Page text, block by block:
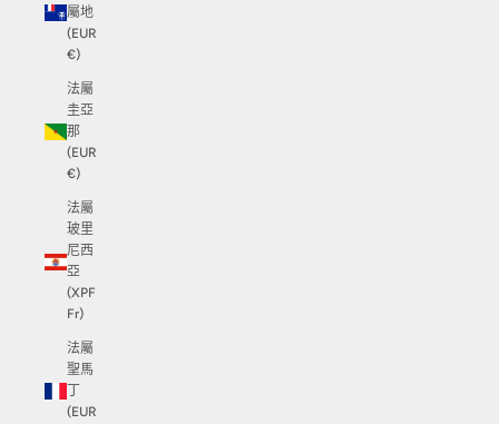
屬地
(EUR
€)
法屬
圭亞
那
(EUR
€)
法屬
玻里
尼西
亞
(XPF
Fr)
法屬
聖馬
(EUR